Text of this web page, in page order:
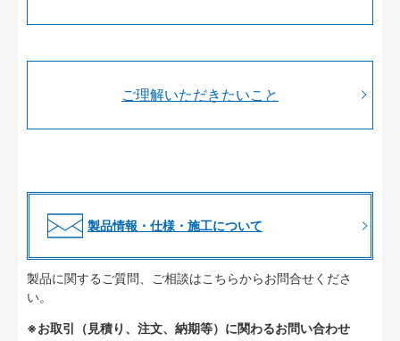
ご理解いただきたいこと
製品情報・仕様・施工について
製品に関するご質問、ご相談はこちらからお問合せくださ
い。
※お取引（見積り、注文、納期等）に関わるお問い合わせ